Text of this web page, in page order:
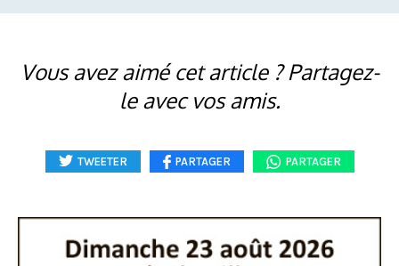
Vous avez aimé cet article ? Partagez-
le avec vos amis.
TWEETER PARTAGER PARTAGER